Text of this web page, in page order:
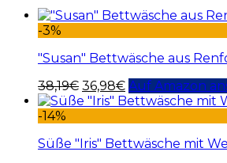
-3%
"Susan" Bettwäsche aus
38,19€ 36,98€ Auf Amazon
-14%
Süße "Iris" Bettwäsche mit